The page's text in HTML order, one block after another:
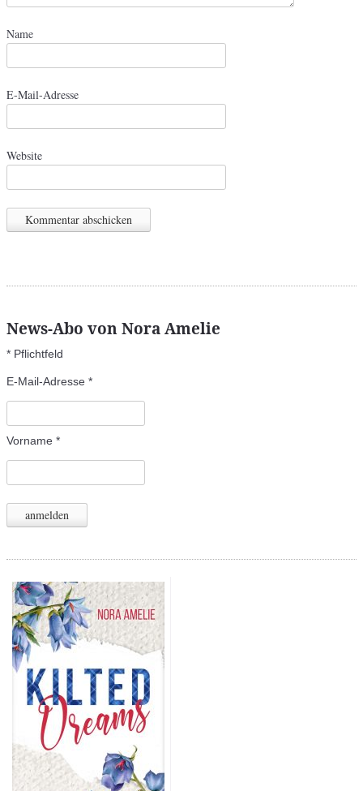
Name
E-Mail-Adresse
Website
News-Abo von Nora Amelie
* Pflichtfeld
E-Mail-Adresse *
Vorname *